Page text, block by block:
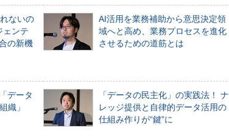
ないの
ェンテ
の新機
AI活用を業務補助から意思決定領
域へと高め、業務プロセスを進化
させるための道筋とは
データ
織」
「データの民主化」の実践法！ ナ
レッジ提供と自律的データ活用の
仕組み作りが“鍵”に